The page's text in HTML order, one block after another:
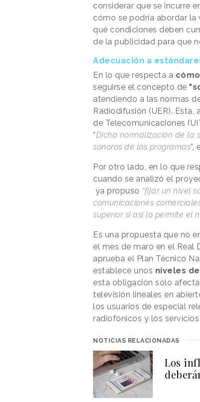
considerar que se incurre
cómo se podría abordar la
qué condiciones deben
de la publicidad para que
Adecuación a
En lo que respecta a
seguirse el concepto de
atendiendo a las normas
Radiodifusión (UER).
de Telecomunicaciones
“Dicha normalización de la
sonoros de los programas”,
Por otro lado, en lo que
cuando se analizó el
ya propuso “fijar un nivel
comunicaciones
superior si así lo permite el
Es una propuesta que no
el mes de maro en el Real
aprueba el Plan Técnico
establece unos niveles
esta obligación solo
televisión lineales en
los usuarios de especial
radiofónicos y los
NOTICIAS RELACIONADAS
Los